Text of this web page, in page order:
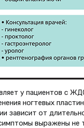
у пациентов с
ногтевых
зависит от
выражены не